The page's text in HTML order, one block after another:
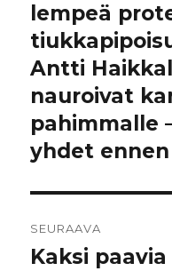
lempeä
Antti
nauroivat
pahimmalle
yhdet
SEURAAVA
Seuraava
Kaksi